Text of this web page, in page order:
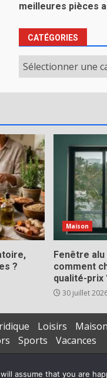
meilleures pièces
CATÉGORIES
Catégories
?
Maison
Fenêtre
comment
qualité-prix
30 juillet
Loisirs Maison
Sports
Vacances
assume that you are